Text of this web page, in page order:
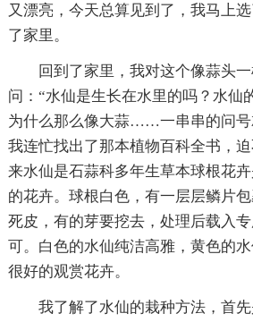
又漂亮，今天总算见到了，我马上
了家里。
回到了家里，我对这个像蒜头
问：“水仙是生长在水里的吗？水仙
为什么那么像大蒜……一串串的问号
我连忙找出了那本植物百科全书，
来水仙是石蒜科多年生草本球根花
的花卉。球根白色，有一层层鳞片
死皮，有的芽要挖去，处理后载入
可。白色的水仙纯洁高雅，黄色的
很好的观赏花卉。
我了解了水仙的栽种方法，首